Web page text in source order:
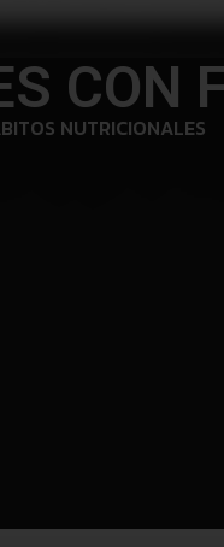
NUTRICIONALES
CON